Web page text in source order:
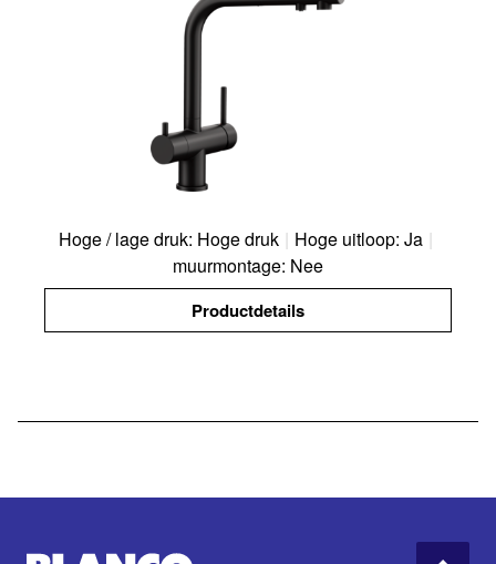
Hoge / lage druk: Hoge druk | Hoge uitloop: Ja |
muurmontage: Nee
Productdetails